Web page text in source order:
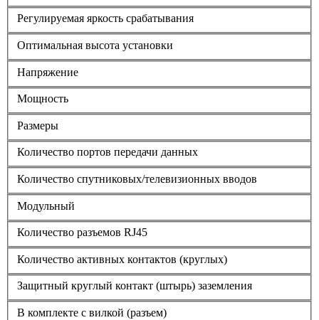
Регулируемая яркость срабатывания
Оптимальная высота установки
Напряжение
Мощность
Размеры
Количество портов передачи данных
Количество спутниковых/телевизионных вводов
Модульный
Количество разъемов RJ45
Количество активных контактов (круглых)
Защитный круглый контакт (штырь) заземления
В комплекте с вилкой (разъем)